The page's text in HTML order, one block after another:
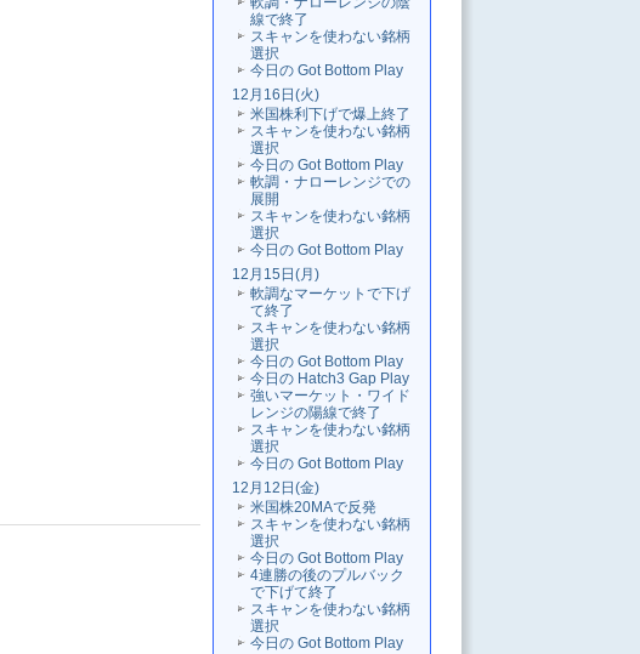
線で終了
スキャンを使わない銘柄
選択
今日の Got Bottom Play
12月16日(火)
米国株利下げで爆上終了
スキャンを使わない銘柄
選択
今日の Got Bottom Play
軟調・ナローレンジでの
展開
スキャンを使わない銘柄
選択
今日の Got Bottom Play
12月15日(月)
軟調なマーケットで下げ
て終了
スキャンを使わない銘柄
選択
今日の Got Bottom Play
今日の Hatch3 Gap Play
強いマーケット・ワイド
レンジの陽線で終了
スキャンを使わない銘柄
選択
今日の Got Bottom Play
12月12日(金)
米国株20MAで反発
スキャンを使わない銘柄
選択
今日の Got Bottom Play
4連勝の後のプルバック
で下げて終了
スキャンを使わない銘柄
選択
今日の Got Bottom Play